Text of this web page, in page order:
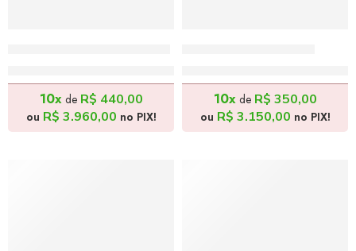
10xde R$ 440,00
ou R$ 3.960,00 no PIX!
10xde R$ 350,00
ou R$ 3.150,00 no PIX!